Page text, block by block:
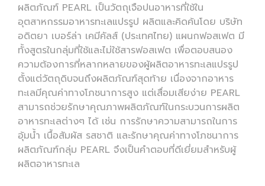
ผลิตภัณฑ์ PEARL เป็นวัตถุเจือปนอาหารที่ใช้ใน
อุตสาหกรรมอาหารทะเลแปรรูป ผลิตและคิดค้นโดย บริษัท
อดิตยา เบอร์ล่า เคมีคัลส์ (ประเทศไทย) แผนกฟอสเฟต มี
ทั้งสูตรในกลุ่มที่ใช้และไม่ใช้สารฟอสเฟต เพื่อตอบสนอง
ความต้องการที่หลากหลายของผู้ผลิตอาหารทะเลแปรรูป
ตั้งแต่วัตถุดิบจนถึงผลิตภัณฑ์สุดท้าย เนื่องจากอาหาร
ทะเลมีคุณค่าทางโภชนาการสูง แต่เสื่อมเสียง่าย PEARL
สามารถช่วยรักษาคุณภาพผลิตภัณฑ์ในกระบวนการผลิต
อาหารทะเลต่างๆ ได้ เช่น การรักษาความสามารถในการ
อุ้มน้ำ เนื้อสัมผัส รสชาติ และรักษาคุณค่าทางโภชนาการ
ผลิตภัณฑ์กลุ่ม PEARL จึงเป็นคำตอบที่ดีเยี่ยมสำหรับผู้
ผลิตอาหารทะเล